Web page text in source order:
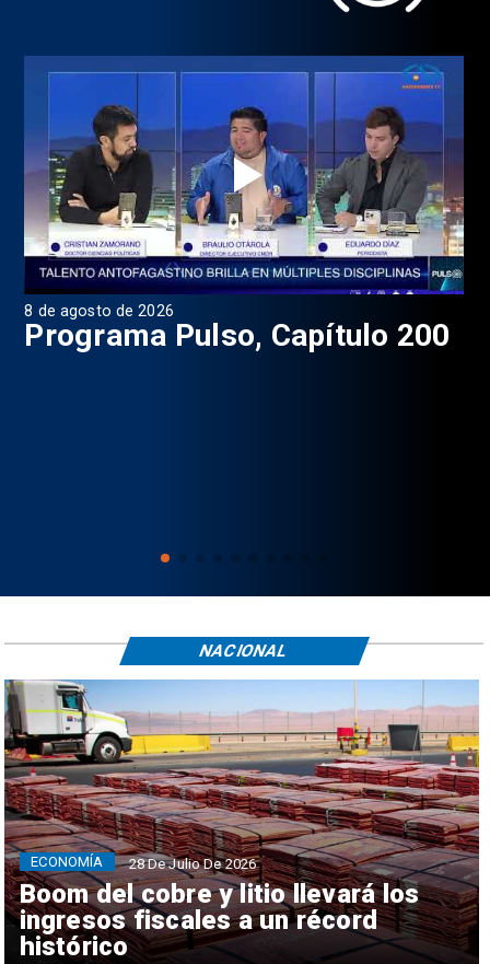
8 de agosto de 2026
Programa Pulso, Capítulo 200
Boom del cobre y litio llevará los
ingresos fiscales a un récord
histórico
ECONOMÍA 28 De Julio De 2026
NACIONAL